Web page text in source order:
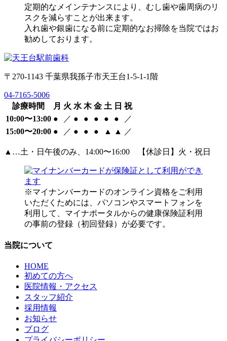
定期的なメインテナンスにより、むし歯や歯周病のリ
スクを減らすことが出来ます。
入れ歯や銀歯になる前に定期的なお掃除を当院ではお
勧めしております。
〒270-1143 千葉県我孫子市天王台1-5-1-1階
04-7165-5006
診療時間
月 火 水 木 金 土 日 祝
10:00〜13:00 ● ／ ● ● ● ● ●
／
15:00〜20:00 ● ／ ● ● ● ▲ ▲ ／
▲…土・日午後のみ、14:00〜16:00 【休診日】火・祝日
※マイナンバーカードのオンライン資格をご利用
いただくためには、パソコンやスマートフォンを
利用して、マイナポータルからの健康保険証利用
の事前の登録（初回登録）が必要です。
当院について
HOME
初めての方へ
医院情報・アクセス
スタッフ紹介
採用情報
お知らせ
ブログ